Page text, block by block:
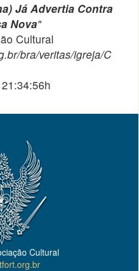
Já Advertia Contra
Nova"
Cultural
bra/veritas/igreja/C
Cultural